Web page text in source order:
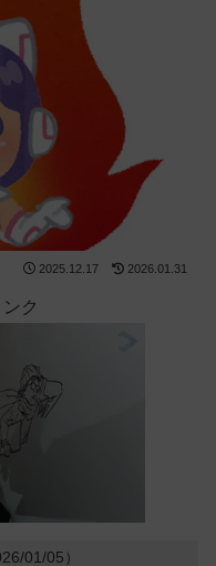
2025.12.17 2026.01.31
ク
01/05）